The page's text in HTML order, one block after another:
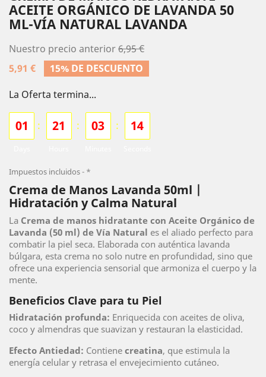
ACEITE ORGÁNICO DE LAVANDA 50
ML-VÍA NATURAL LAVANDA
Nuestro precio anterior6,95 €
5,91 €
15% DE DESCUENTO
La Oferta termina...
01 : 21 : 03 : 13
Impuestos incluidos *
Crema de Manos Lavanda 50ml |
Hidratación y Calma Natural
La Crema de manos hidratante con Aceite Orgánico de
Lavanda (50 ml) de Vía Natural es el aliado perfecto para
combatir la piel seca. Elaborada con auténtica lavanda
búlgara, esta crema no solo nutre en profundidad, sino que
ofrece una experiencia sensorial que armoniza el cuerpo y la
mente.
Beneficios Clave para tu Piel
Hidratación profunda: Enriquecida con aceites de oliva,
coco y almendras que suavizan y restauran la elasticidad.
Efecto Antiedad: Contiene creatina, que estimula la
energía celular y retrasa el envejecimiento cutáneo.